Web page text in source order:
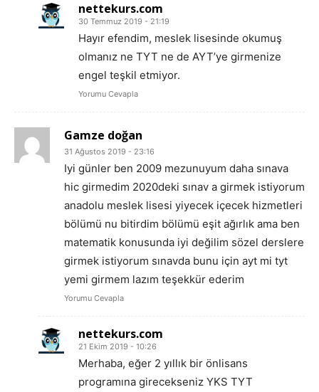
nettekurs.com
30 Temmuz 2019 - 21:19
Hayır efendim, meslek lisesinde okumuş
olmanız ne TYT ne de AYT’ye girmenize
engel teşkil etmiyor.
Yorumu Cevapla
Gamze doğan
31 Ağustos 2019 - 23:16
Iyi günler ben 2009 mezunuyum daha sınava
hic girmedim 2020deki sınav a girmek istiyorum
anadolu meslek lisesi yiyecek içecek hizmetleri
bölümü nu bitirdim bölümü eşit ağırlık ama ben
matematik konusunda iyi değilim sözel derslere
girmek istiyorum sınavda bunu için ayt mi tyt
yemi girmem lazım teşekkür ederim
Yorumu Cevapla
nettekurs.com
21 Ekim 2019 - 10:26
Merhaba, eğer 2 yıllık bir önlisans
programına girecekseniz YKS TYT